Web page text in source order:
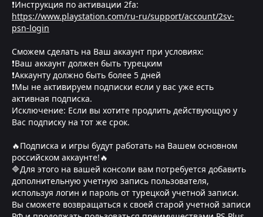
❗Инструкция по активации 2fa:
https://www.playstation.com/ru-ru/support/account/2sv-
psn-login
Сможем сделать на Ваш аккаунт при условиях:
❗Ваш аккаунт должен быть турецким
❗Аккаунту должно быть более 5 дней
❗Мы не активируем подписки если у вас уже есть
активная подписка.
Исключение: Если вы хотите продлить действующую у
Вас подписку на тот же срок.
🔥Подписка и игры будут работать на Вашем основном
российском аккаунте!🔥
🔷Для этого на вашей консоли вам потребуется добавить
дополнительную учетную запись пользователя,
используя логин и пароль от турецкой учетной записи.
Вы сможете возвращаться к своей старой учетной записи